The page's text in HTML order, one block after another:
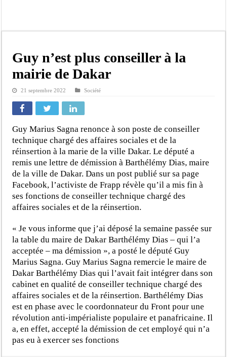
Un déficit de 128,9 milliards de francs CFA de la balance commerciale en juin
Scandale de pédophilie, acte contre nature : Un coach de football démasqué
Affaire Farba Ngom : La balle, dans le camp du procureur financier
Succession de Pape Thiaw : la bombe à retardement qui menace la FSF
Guy n’est plus conseiller à la
mairie de Dakar
21 septembre 2022 Société
Guy Marius Sagna renonce à son poste de conseiller
technique chargé des affaires sociales et de la
réinsertion à la marie de la ville Dakar. Le député a
remis une lettre de démission à Barthélémy Dias, maire
de la ville de Dakar. Dans un post publié sur sa page
Facebook, l’activiste de Frapp révèle qu’il a mis fin à
ses fonctions de conseiller technique chargé des
affaires sociales et de la réinsertion.
« Je vous informe que j’ai déposé la semaine passée sur
la table du maire de Dakar Barthélémy Dias – qui l’a
acceptée – ma démission », a posté le député Guy
Marius Sagna. Guy Marius Sagna remercie le maire de
Dakar Barthélémy Dias qui l’avait fait intégrer dans son
cabinet en qualité de conseiller technique chargé des
affaires sociales et de la réinsertion. Barthélémy Dias
est en phase avec le coordonnateur du Front pour une
révolution anti-impérialiste populaire et panafricaine. Il
a, en effet, accepté la démission de cet employé qui n’a
pas eu à exercer ses fonctions